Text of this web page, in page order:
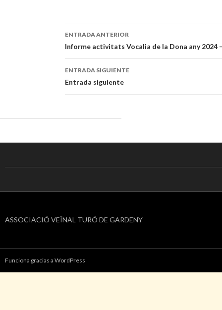
Navegación
de
entradas
ENTRADA ANTERIOR
Informe activitats Vocalia de la Dona any 2024
ENTRADA SIGUIENTE
Entrada siguiente
ASSOCIACIÓ VEÏNAL TURÓ DE GARDENY
Funciona gracias a WordPress